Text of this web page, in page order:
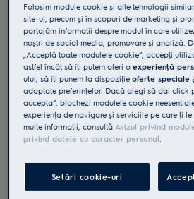
Saci aspirator s-bag®
Performance
3.4 (5)
Beneficii
Performanţă de lungă durată
Cu 60% mai multă putere de aspirare
Capacitate mare de filtrare
Folosim module cookie și alte tehnologii
site-ul, precum și în scopuri de marketing și
partajăm informaţii despre modul în care
noștri de social media, promovare și analiză.
„Acceptă toate modulele cookie”, accepţi
astfel încât să îţi putem oferi oexperienţă
ului, să îţi punem la dispoziţieoferte speciale
adaptate preferinţelor. Dacă alegi să dai click
accepta”, blochezi modulele cookie
experienţa de navigare și serviciile pe care ţi le
multe informaţii, consultă Avizul privind
privind datele cu caracter personal.
Setări cookie-uri